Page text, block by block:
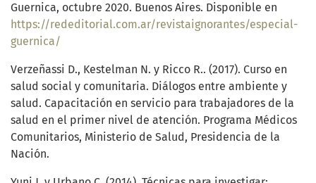
Guernica, octubre 2020. Buenos Aires. Disponible en
https://rededitorial.com.ar/revistaignorantes/especial-
guernica/
Verzeñassi D., Kestelman N. y Ricco R.. (2017). Curso en
salud social y comunitaria. Diálogos entre ambiente y
salud. Capacitación en servicio para trabajadores de la
salud en el primer nivel de atención. Programa Médicos
Comunitarios, Ministerio de Salud, Presidencia de la
Nación.